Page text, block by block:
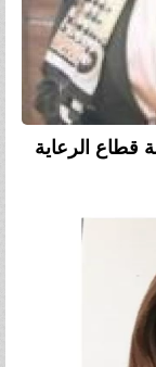
قطاع الرعاية